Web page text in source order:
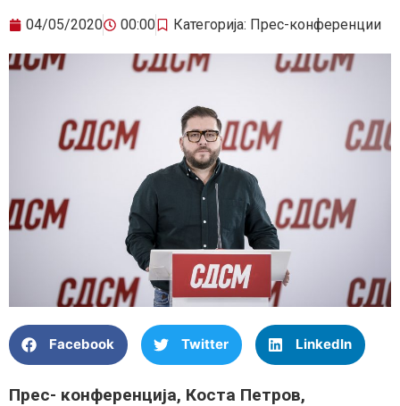
04/05/2020 00:00 Категорија: Прес-конференции
Facebook Twitter LinkedIn
Прес- конференција, Коста Петров,